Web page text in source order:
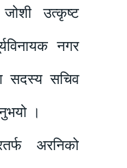
उत्कृष्ट
नगर
सदस्य सचिव
।
अरनिको